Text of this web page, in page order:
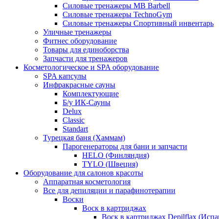
Силовые тренажеры MB Barbell
Силовые тренажеры TechnoGym
Силовые тренажеры Спортивный инвентарь
Уличные тренажеры
Фитнес оборудование
Товары для единоборства
Запчасти для тренажеров
Косметологическое и SPA оборудование
SPA капсулы
Инфракрасные сауны
Комплектующие
Б/у ИК-Сауны
Delux
Classic
Standart
Турецкая баня (Хаммам)
Парогенераторы для бани и запчасти
HELO (Финляндия)
TYLO (Швеция)
Оборудование для салонов красоты
Аппаратная косметология
Все для депиляции и парафинотерапии
Воски
Воск в картриджах
Воск в картриджах Depilflax